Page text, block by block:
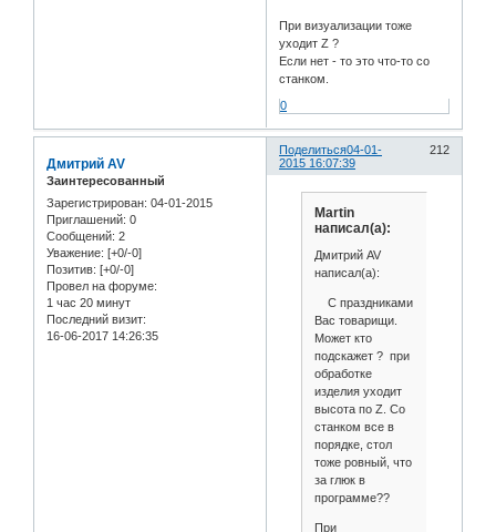
При визуализации тоже
уходит Z ?
Если нет - то это что-то со
станком.
0
Поделиться 212
04-01-
2015 16:07:39
Дмитрий AV
Заинтересованный
Зарегистрирован: 04-01-2015
Приглашений: 0
Сообщений: 2
Уважение: [+0/-0]
Позитив: [+0/-0]
Провел на форуме:
1 час 20 минут
Последний визит:
16-06-2017 14:26:35
Martin
написал(а):
Дмитрий AV
написал(а):
С праздниками
Вас товарищи.
Может кто
подскажет ? при
обработке
изделия уходит
высота по Z. Со
станком все в
порядке, стол
тоже ровный, что
за глюк в
программе??
При